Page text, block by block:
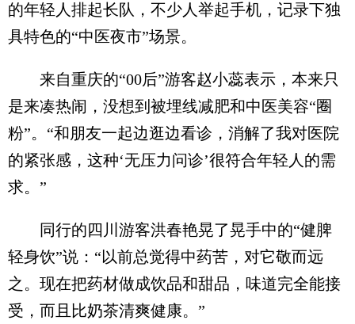
的年轻人排起长队，不少人举起手机，记录下独
具特色的“中医夜市”场景。
来自重庆的“00后”游客赵小蕊表示，本来只
是来凑热闹，没想到被埋线减肥和中医美容“圈
粉”。“和朋友一起边逛边看诊，消解了我对医院
的紧张感，这种‘无压力问诊’很符合年轻人的需
求。”
同行的四川游客洪春艳晃了晃手中的“健脾
轻身饮”说：“以前总觉得中药苦，对它敬而远
之。现在把药材做成饮品和甜品，味道完全能接
受，而且比奶茶清爽健康。”